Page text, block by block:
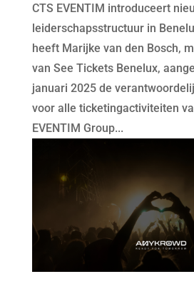
CTS EVENTIM introduceert
leiderschapsstructuur in
heeft Marijke van den Bosch,
van See Tickets Benelux,
januari 2025 de
voor alle ticketingactiviteiten
EVENTIM Group...